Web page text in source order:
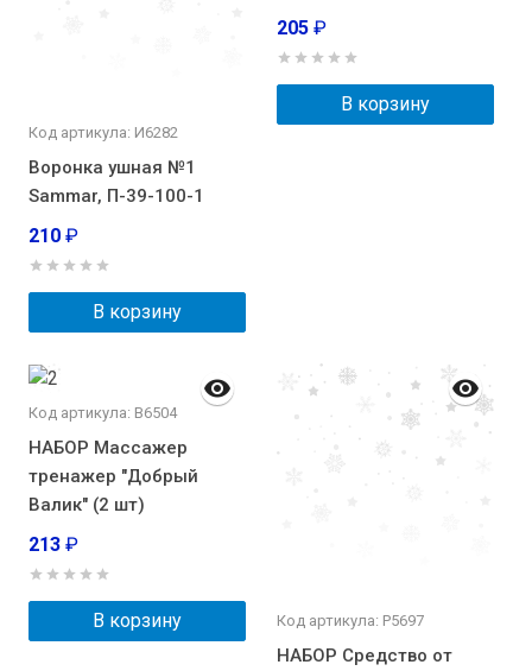
Код артикула: И6282
Воронка ушная №1
Sammar, П-39-100-1
210 ₽
В корзину
205 ₽
В корзину
Код артикула: В6504
НАБОР Массажер
тренажер "Добрый
Валик" (2 шт)
213 ₽
В корзину Код артикула: Р5697
НАБОР Средство от